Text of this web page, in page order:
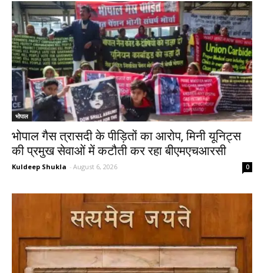
भोपाल
भोपाल गैस त्रासदी के पीड़ितों का आरोप, मिनी यूनिट्स
की प्रमुख सेवाओं में कटौती कर रहा बीएमएचआरसी
Kuldeep Shukla - August 6, 2026 0